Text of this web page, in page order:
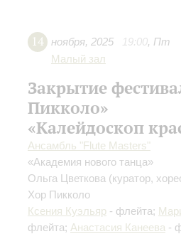
14 ноября, 2025 19:00, Пт
Малый зал
Закрытие
Пикколо»
«Калейдоскоп
Ансамбль "Flute Masters"
«Академия нового танца»
Ольга Цветкова (куратор,
Хор Пикколо
Ксения Куэльяр - флейта;
флейта; Анастасия Канеева -